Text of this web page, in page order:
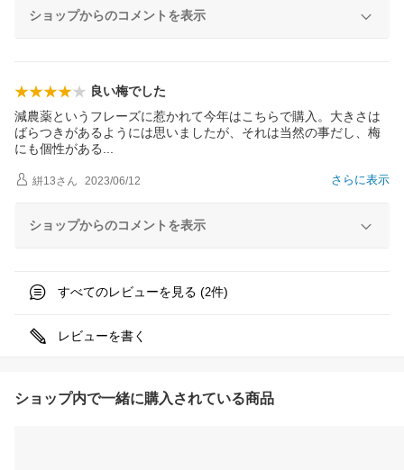
ショップからのコメントを表示
良い梅でした
減農薬というフレーズに惹かれて今年はこちらで購入。大きさは
ばらつきがあるようには思いましたが、それは当然の事だし、梅
にも個性がある
さらに表示
絣13さん 2023/06/12
ショップからのコメントを表示
すべてのレビューを見る (2件)
レビューを書く
ショップ内で一緒に購入されている商品